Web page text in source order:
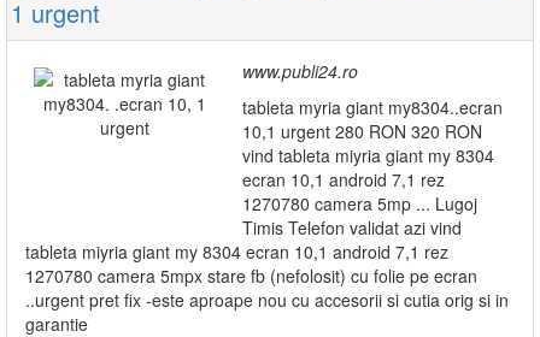
1 urgent
www.publi24.ro
tableta myria giant my8304..ecran
10,1 urgent 280 RON 320 RON
vind tableta miyria giant my 8304
ecran 10,1 android 7,1 rez
1270780 camera 5mp ... Lugoj
Timis Telefon validat azi vind
tableta miyria giant my 8304 ecran 10,1 android 7,1 rez
1270780 camera 5mpx stare fb (nefolosit) cu folie pe ecran
..urgent pret fix -este aproape nou cu accesorii si cutia orig si in
garantie